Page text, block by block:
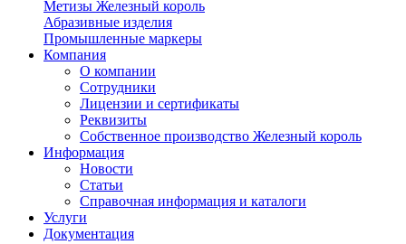
Метизы Железный король
Абразивные изделия
Промышленные маркеры
Компания
О компании
Сотрудники
Лицензии и сертификаты
Реквизиты
Собственное производство Железный король
Информация
Новости
Статьи
Справочная информация и каталоги
Услуги
Документация